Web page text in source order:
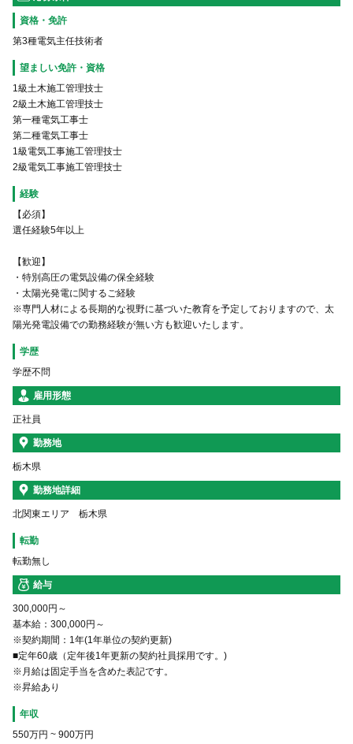
資格・免許
第3種電気主任技術者
望ましい免許・資格
1級土木施工管理技士
2級土木施工管理技士
第一種電気工事士
第二種電気工事士
1級電気工事施工管理技士
2級電気工事施工管理技士
経験
【必須】
選任経験5年以上
【歓迎】
・特別高圧の電気設備の保全経験
・太陽光発電に関するご経験
※専門人材による長期的な視野に基づいた教育を予定しておりますので、太
陽光発電設備での勤務経験が無い方も歓迎いたします。
学歴
学歴不問
雇用形態
正社員
勤務地
栃木県
勤務地詳細
北関東エリア 栃木県
転勤
転勤無し
給与
300,000円～
基本給：300,000円～
※契約期間：1年(1年単位の契約更新)
■定年60歳（定年後1年更新の契約社員採用です。)
※月給は固定手当を含めた表記です。
※昇給あり
年収
550万円 ~ 900万円